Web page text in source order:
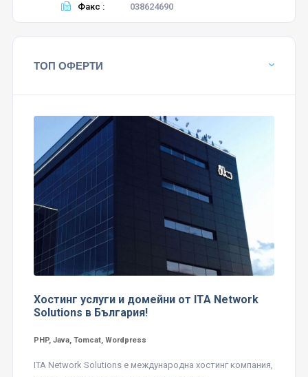
Факс : 038624690
ТОП ОФЕРТИ
Хостинг услуги и домейни от ITA Network
Solutions в България!
PHP, Java, Tomcat, Wordpress
ITA Network Solutions е международна хостинг компания,